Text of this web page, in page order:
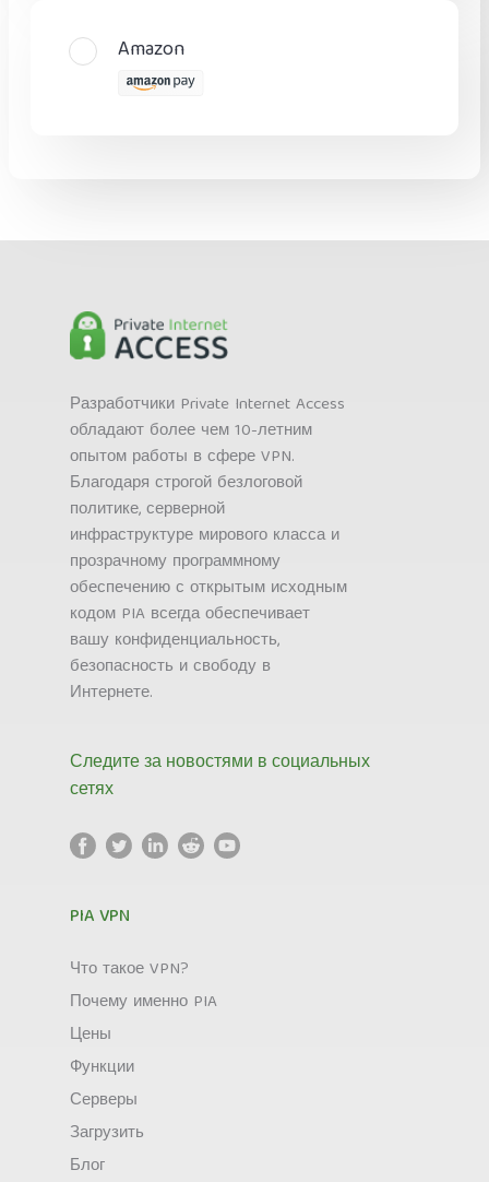
Amazon
Разработчики Private Internet Access
обладают более чем 10-летним
опытом работы в сфере VPN.
Благодаря строгой безлоговой
политике, серверной
инфраструктуре мирового класса и
прозрачному программному
обеспечению с открытым исходным
кодом PIA всегда обеспечивает
вашу конфиденциальность,
безопасность и свободу в
Интернете.
Следите за новостями в социальных
сетях
PIA VPN
Что такое VPN?
Почему именно PIA
Цены
Функции
Серверы
Загрузить
Блог